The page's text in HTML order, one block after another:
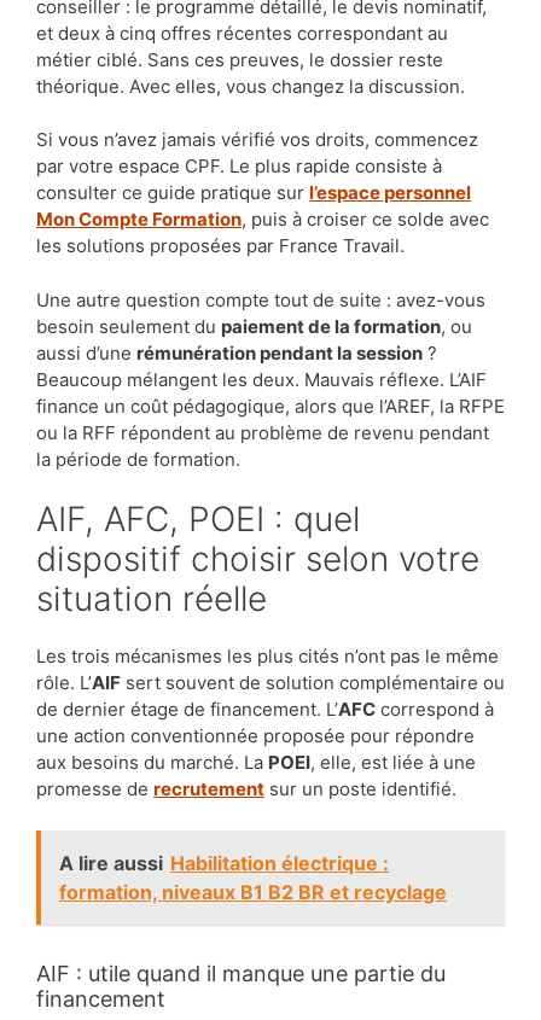
conseiller : le programme détaillé, le devis nominatif,
et deux à cinq offres récentes correspondant au
métier ciblé. Sans ces preuves, le dossier reste
théorique. Avec elles, vous changez la discussion.
Si vous n’avez jamais vérifié vos droits, commencez
par votre espace CPF. Le plus rapide consiste à
consulter ce guide pratique sur l’espace personnel
Mon Compte Formation, puis à croiser ce solde avec
les solutions proposées par France Travail.
Une autre question compte tout de suite : avez-vous
besoin seulement du paiement de la formation, ou
aussi d’une rémunération pendant la session ?
Beaucoup mélangent les deux. Mauvais réflexe. L’AIF
finance un coût pédagogique, alors que l’AREF, la RFPE
ou la RFF répondent au problème de revenu pendant
la période de formation.
AIF, AFC, POEI : quel
dispositif choisir selon votre
situation réelle
Les trois mécanismes les plus cités n’ont pas le même
rôle. L’AIF sert souvent de solution complémentaire ou
de dernier étage de financement. L’AFC correspond à
une action conventionnée proposée pour répondre
aux besoins du marché. La POEI, elle, est liée à une
promesse de recrutement sur un poste identifié.
A lire aussi Habilitation électrique :
formation, niveaux B1 B2 BR et recyclage
AIF : utile quand il manque une partie du
financement